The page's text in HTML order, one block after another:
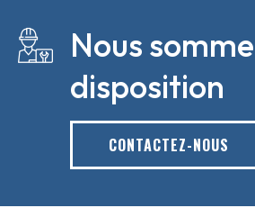
Nous
disposition
CONTACTEZ-NOUS